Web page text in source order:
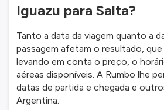
Iguazu para Salta?
Tanto a data da viagem quanto a
passagem afetam o resultado,
levando em conta o preço, o
aéreas disponíveis. A Rumbo lhe
datas de partida e chegada e
Argentina.